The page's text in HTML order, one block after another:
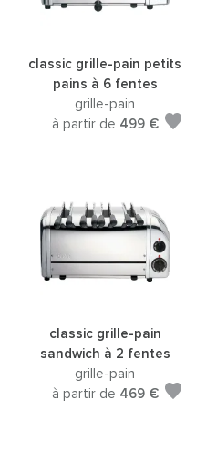
classic grille-pain petits
pains à 6 fentes
grille-pain
à partir de 499 €
classic grille-pain
sandwich à 2 fentes
grille-pain
à partir de 469 €